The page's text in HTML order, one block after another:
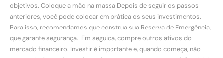
objetivos. Coloque a mão na massa Depois de seguir os passos
anteriores, você pode colocar em prática os seus investimentos.
Para isso, recomendamos que construa sua Reserva de Emergência,
que garante segurança. Em seguida, compre outros ativos do
mercado financeiro. Investir é importante e, quando começa, não